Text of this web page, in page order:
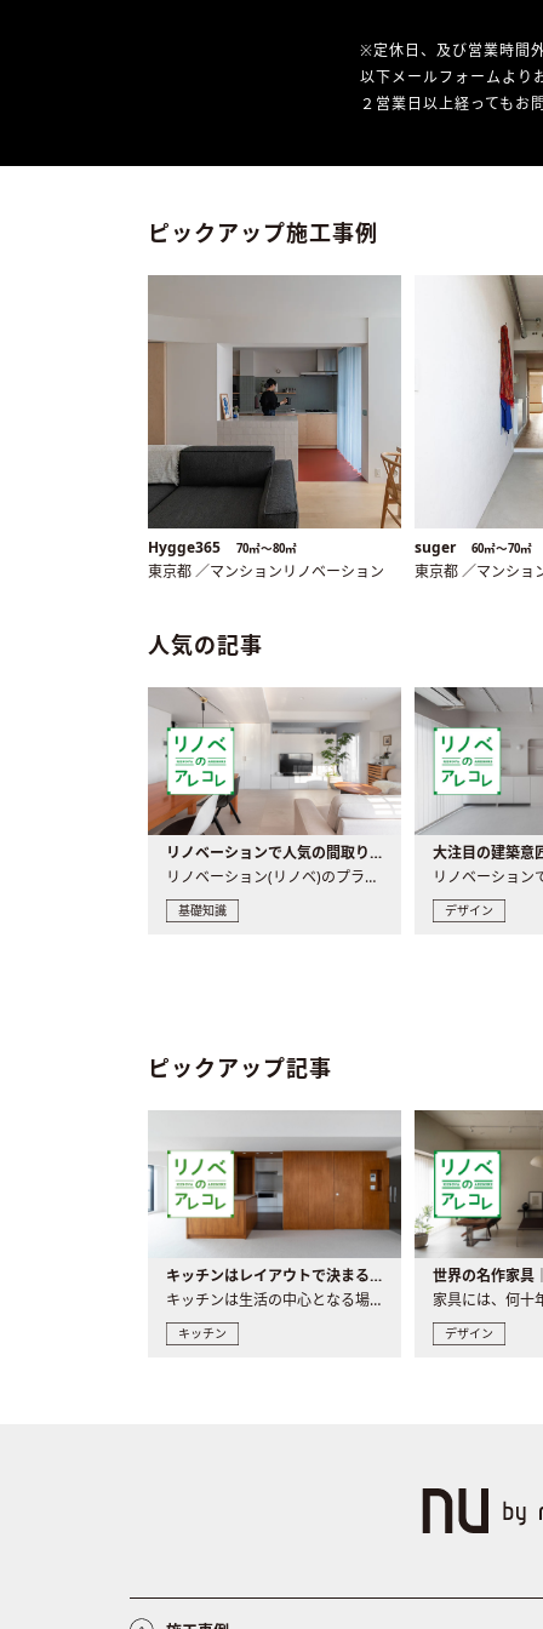
※定休日、及び営業時間
以下メールフォームより
２営業日以上経ってもお
ピックアップ施工事例
Hygge365 70㎡〜80㎡
東京都 ／マンションリノベーション
suger 60㎡〜70㎡
東京都 ／マンショ
人気の記事
リノベーションで人気の間取りとは？トレンドの間取りと実例を徹底解説
リノベーション(リノベ)のプランニングで一番最初に決めるのは..
基礎知識 デザイン
ピックアップ記事
キッチンはレイアウトで決まる。後悔しないための考え方と選び方
キッチンは生活の中心となる場所だからこそ、家の中のどこに置..
キッチン デザイン